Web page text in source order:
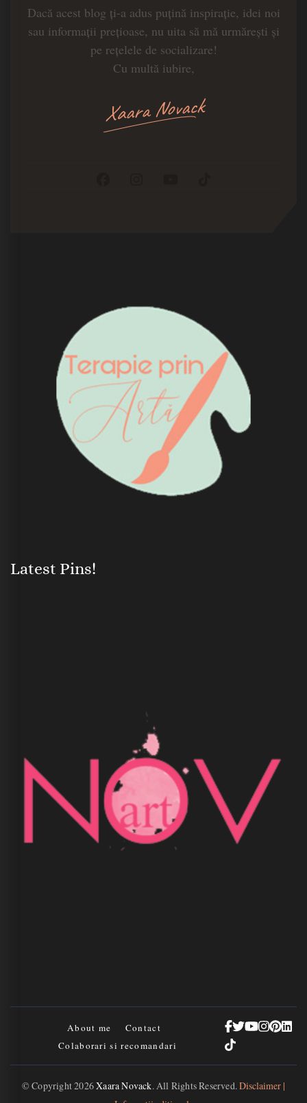
Dacă acest blog ți-a adus puțină inspirație, idei noi
sau informații prețioase, nu uita să mă urmărești și
pe rețelele de socializare!
Cu multă iubire,
Xaara Novack
Latest Pins!
About me
Contact
Colaborari si recomandari
© Copyright 2026Xaara Novack. All Rights Reserved.Disclaimer |